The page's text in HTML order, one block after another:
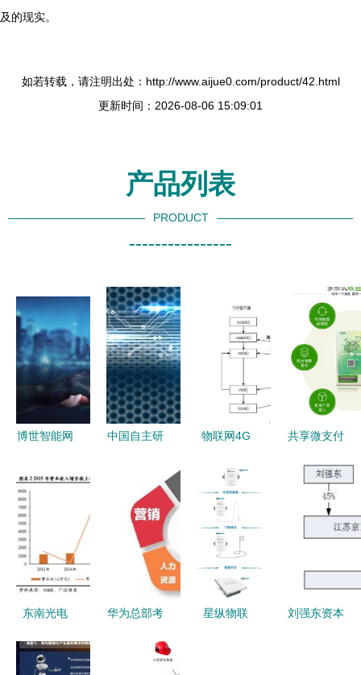
及的现实。
如若转载，请注明出处：http://www.aijue0.com/product/42.html
更新时间：2026-08-06 15:09:01
产品列表
PRODUCT
----------------
博世智能网
中心落户无
锡，聚焦自
动驾驶与车
联网研发新
篇章
中国自主研
术纳入国际
标准 创新
驱动与全球
贡献
物联网4G
Socket通讯
研发测试方
案
共享微支付
客物联网技
术赋能广州
公共卫生间
东南光电
深耕物联网
华为总部考
制、激励体
星纵物联
刘强东资本